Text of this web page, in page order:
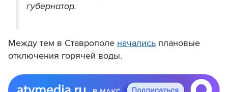
губернатор.
Между тем в Ставрополе начались плановые
отключения горячей воды.